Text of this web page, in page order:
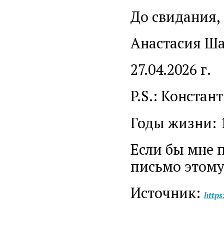
До
Анастасия
27.04.2026 г.
P.S.:
Годы жизни:
Если бы мне
письмо
Источник: